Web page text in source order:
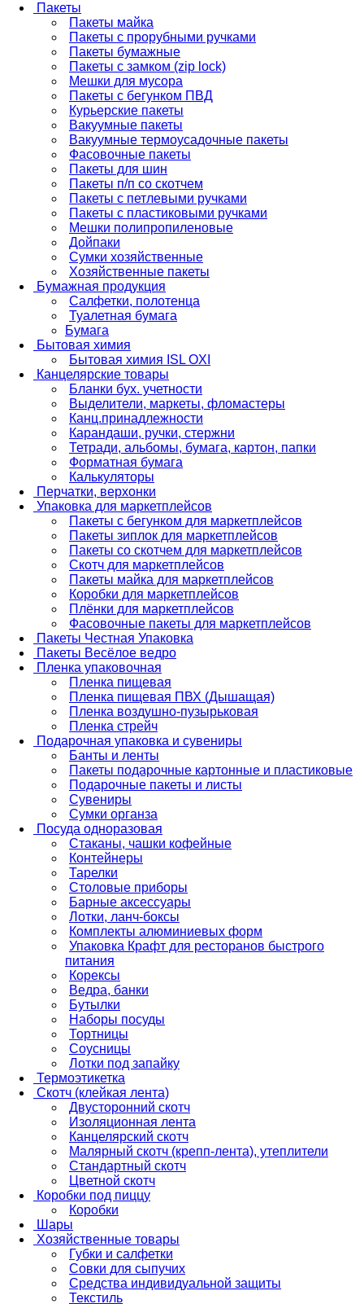
Пакеты
Пакеты майка
Пакеты с прорубными ручками
Пакеты бумажные
Пакеты с замком (zip lock)
Мешки для мусора
Пакеты с бегунком ПВД
Курьерские пакеты
Вакуумные пакеты
Вакуумные термоусадочные пакеты
Фасовочные пакеты
Пакеты для шин
Пакеты п/п со скотчем
Пакеты с петлевыми ручками
Пакеты с пластиковыми ручками
Мешки полипропиленовые
Дойпаки
Сумки хозяйственные
Хозяйственные пакеты
Бумажная продукция
Салфетки, полотенца
Туалетная бумага
Бумага
Бытовая химия
Бытовая химия ISL OXI
Канцелярские товары
Бланки бух. учетности
Выделители, маркеты, фломастеры
Канц.принадлежности
Карандаши, ручки, стержни
Тетради, альбомы, бумага, картон, папки
Форматная бумага
Калькуляторы
Перчатки, верхонки
Упаковка для маркетплейсов
Пакеты с бегунком для маркетплейсов
Пакеты зиплок для маркетплейсов
Пакеты со скотчем для маркетплейсов
Скотч для маркетплейсов
Пакеты майка для маркетплейсов
Коробки для маркетплейсов
Плёнки для маркетплейсов
Фасовочные пакеты для маркетплейсов
Пакеты Честная Упаковка
Пакеты Весёлое ведро
Пленка упаковочная
Пленка пищевая
Пленка пищевая ПВХ (Дышащая)
Пленка воздушно-пузырьковая
Пленка стрейч
Подарочная упаковка и сувениры
Банты и ленты
Пакеты подарочные картонные и пластиковые
Подарочные пакеты и листы
Сувениры
Сумки органза
Посуда одноразовая
Стаканы, чашки кофейные
Контейнеры
Тарелки
Столовые приборы
Барные аксессуары
Лотки, ланч-боксы
Комплекты алюминиевых форм
Упаковка Крафт для ресторанов быстрого
питания
Корексы
Ведра, банки
Бутылки
Наборы посуды
Тортницы
Соусницы
Лотки под запайку
Термоэтикетка
Скотч (клейкая лента)
Двусторонний скотч
Изоляционная лента
Канцелярский скотч
Малярный скотч (крепп-лента), утеплители
Стандартный скотч
Цветной скотч
Коробки под пиццу
Коробки
Шары
Хозяйственные товары
Губки и салфетки
Совки для сыпучих
Средства индивидуальной защиты
Текстиль